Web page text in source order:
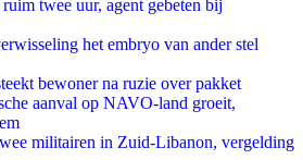
twee uur, agent gebeten bij
het embryo van ander stel
bewoner na ruzie over pakket
aanval op NAVO-land groeit,
militairen in Zuid-Libanon, vergelding